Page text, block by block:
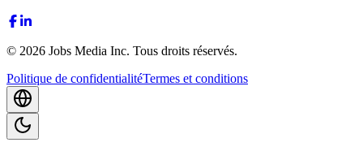
© 2026 Jobs Media Inc. Tous droits réservés.
Politique de confidentialitéTermes et conditions